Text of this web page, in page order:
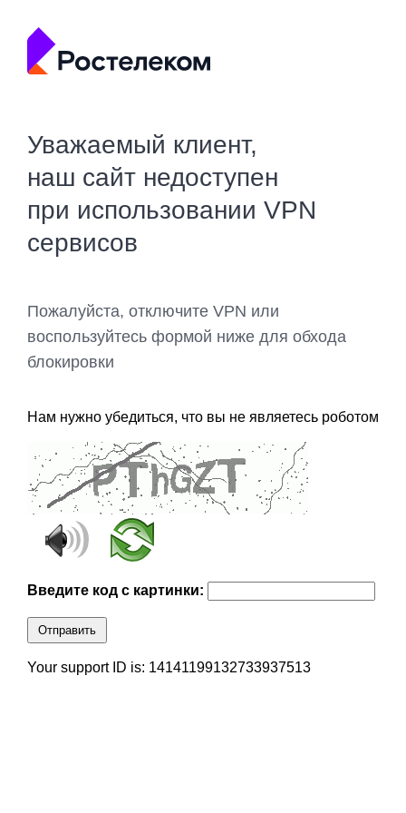
Уважаемый клиент,
наш сайт недоступен
при использовании VPN
сервисов
Пожалуйста, отключите VPN или
воспользуйтесь формой ниже для обхода
блокировки
Нам нужно убедиться, что вы не являетесь роботом
Введите код с картинки:
Отправить
Your support ID is: 14141199132733937513